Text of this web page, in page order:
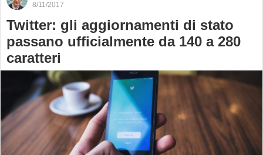
8/11/2017
Twitter: gli aggiornamenti di stato
passano ufficialmente da 140 a 280
caratteri